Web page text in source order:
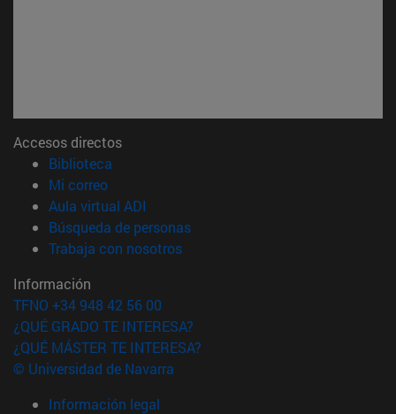
Accesos directos
Biblioteca
Mi correo(abre en nueva ventana)
Aula virtual ADI
Búsqueda de personas(abre en nueva ventana)
Trabaja con nosotros(abre en nueva ventana)
Información
TFNO +34 948 42 56 00
¿QUÉ GRADO TE INTERESA?
¿QUÉ MÁSTER TE INTERESA?
© Universidad de Navarra
Información legal